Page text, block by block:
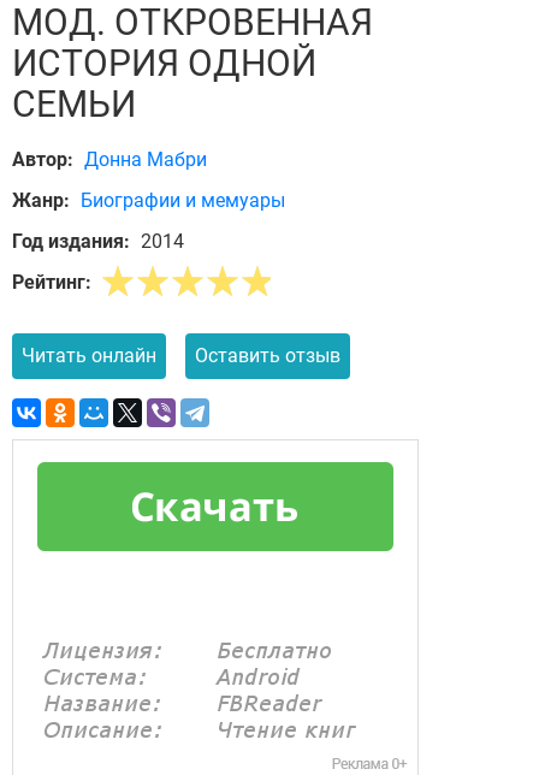
МОД. ОТКРОВЕННАЯ
ИСТОРИЯ ОДНОЙ
СЕМЬИ
Автор: Донна Мабри
Жанр: Биографии и мемуары
Год издания: 2014
Рейтинг:
Читать онлайн Оставить отзыв